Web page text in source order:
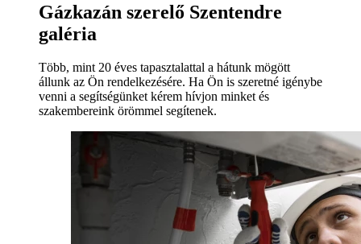
Gázkazán szerelő Szentendre
galéria
Több, mint 20 éves tapasztalattal a hátunk mögött
állunk az Ön rendelkezésére. Ha Ön is szeretné igénybe
venni a segítségünket kérem hívjon minket és
szakembereink örömmel segítenek.